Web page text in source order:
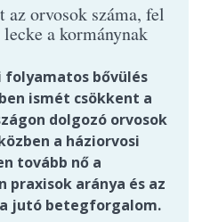
orvosok száma, fel
a kormánynak
folyamatos bővülés
ismét csökkent a
dolgozó orvosok
a háziorvosi
tovább nő a
aránya és az
jutó betegforgalom.